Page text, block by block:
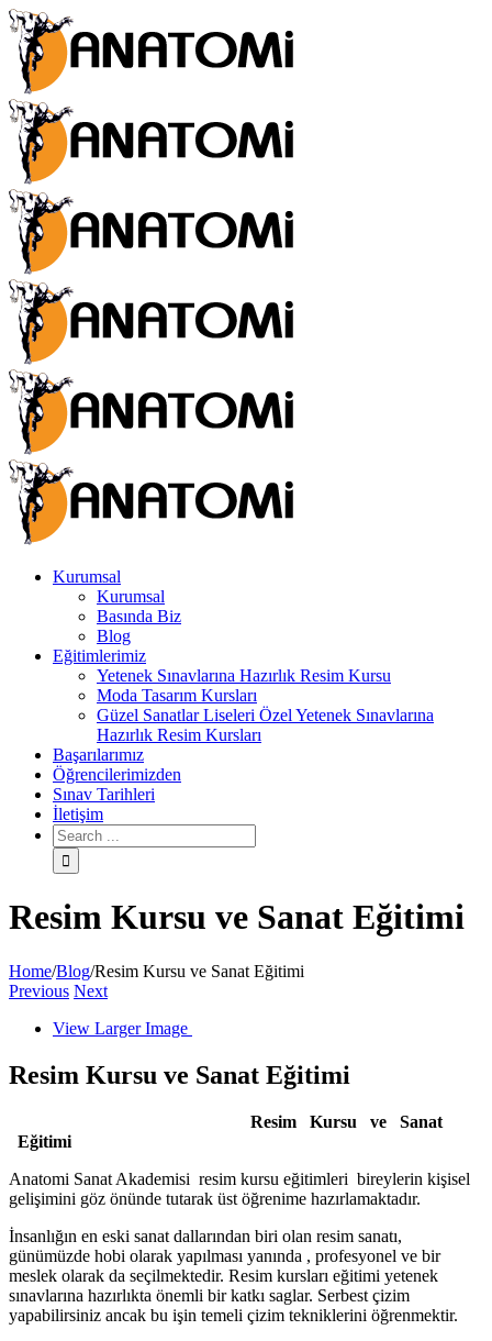
Kurumsal
Kurumsal
Basında Biz
Blog
Eğitimlerimiz
Yetenek Sınavlarına Hazırlık Resim Kursu
Moda Tasarım Kursları
Güzel Sanatlar Liseleri Özel Yetenek Sınavlarına
Hazırlık Resim Kursları
Başarılarımız
Öğrencilerimizden
Sınav Tarihleri
İletişim
Resim Kursu ve Sanat Eğitimi
Home/Blog/Resim Kursu ve Sanat Eğitimi
Previous Next
View Larger Image
Resim Kursu ve Sanat Eğitimi
Resim Kursu ve Sanat
Eğitimi
Anatomi Sanat Akademisi resim kursu eğitimleri bireylerin kişisel
gelişimini göz önünde tutarak üst öğrenime hazırlamaktadır.
İnsanlığın en eski sanat dallarından biri olan resim sanatı,
günümüzde hobi olarak yapılması yanında , profesyonel ve bir
meslek olarak da seçilmektedir. Resim kursları eğitimi yetenek
sınavlarına hazırlıkta önemli bir katkı saglar. Serbest çizim
yapabilirsiniz ancak bu işin temeli çizim tekniklerini öğrenmektir.